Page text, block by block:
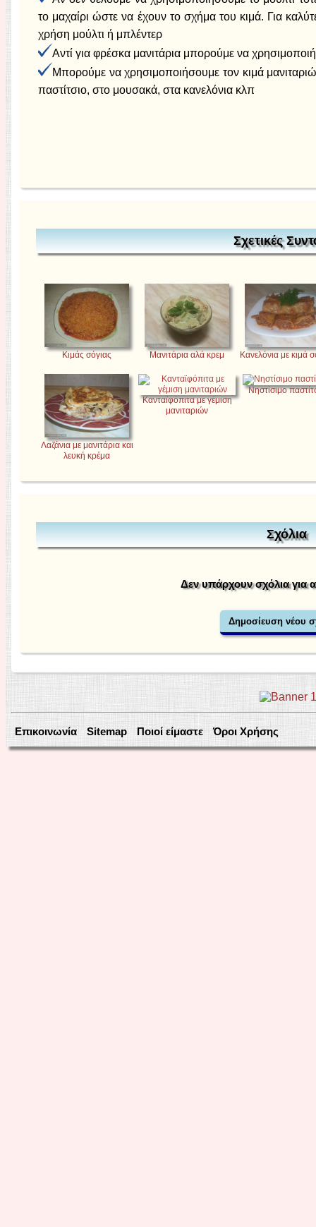
το μαχαίρι ώστε να έχουν το σχήμα του κιμά. Για
χρήση μούλτι ή μπλέντερ
Αντί για φρέσκα μανιτάρια μπορούμε να
Μπορούμε να χρησιμοποιήσουμε τον κιμά
παστίτσιο, στο μουσακά, στα κανελόνια κλπ
Σχετικές
Κιμάς σόγιας Μανιτάρια αλά κρεμ Κανελόνια με κιμά
Λαζάνια με μανιτάρια και
λευκή κρέμα
Κανταϊφόπιτα με γέμιση
μανιταριών
Νηστίσιμο
Σχόλια
Δεν υπάρχουν σχόλια για
Επικοινωνία Sitemap Ποιοί είμαστε Όροι Χρήσης